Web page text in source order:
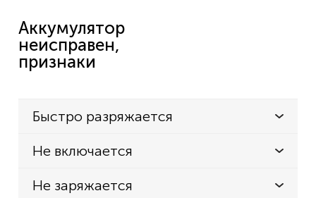
Аккумулятор
неисправен,
признаки
Быстро разряжается
Не включается
Не заряжается